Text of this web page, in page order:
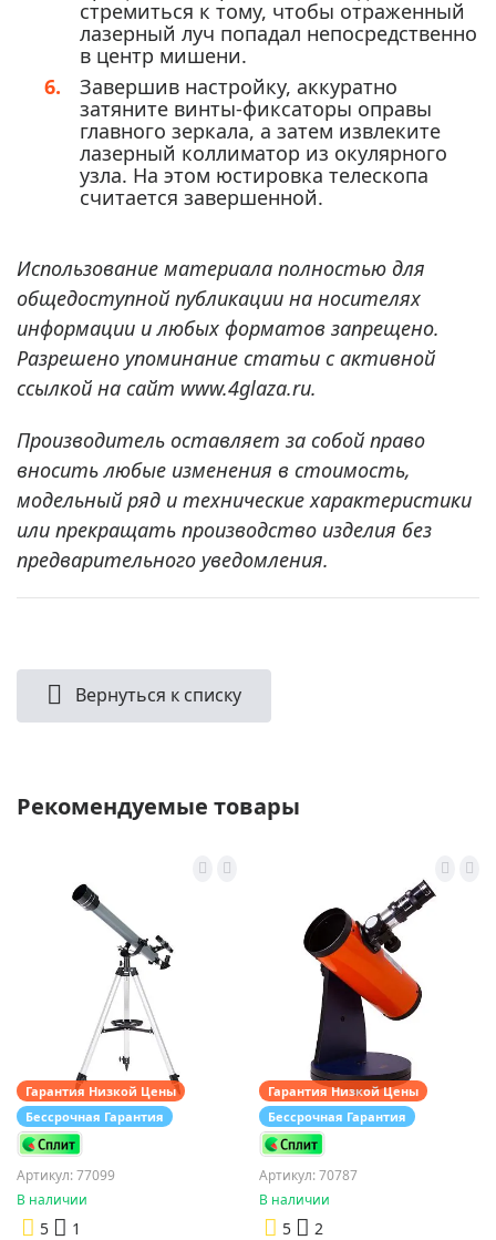
стремиться к тому, чтобы отраженный
лазерный луч попадал непосредственно
в центр мишени.
Завершив настройку, аккуратно
затяните винты-фиксаторы оправы
главного зеркала, а затем извлеките
лазерный коллиматор из окулярного
узла. На этом юстировка телескопа
считается завершенной.
Использование материала полностью для
общедоступной публикации на носителях
информации и любых форматов запрещено.
Разрешено упоминание статьи с активной
ссылкой на сайт www.4glaza.ru.
Производитель оставляет за собой право
вносить любые изменения в стоимость,
модельный ряд и технические характеристики
или прекращать производство изделия без
предварительного уведомления.
Вернуться к списку
Рекомендуемые товары
Гарантия Низкой Цены
Бессрочная Гарантия
Артикул: 77099
В наличии
5
1
Гарантия Низкой Цены
Бессрочная Гарантия
Артикул: 70787
В наличии
5
2